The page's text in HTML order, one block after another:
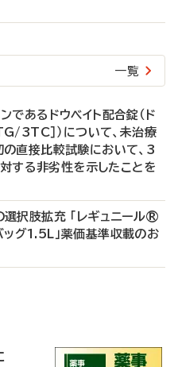
一覧
であるドウベイト配合錠（ド
3TC］）について、未治療
直接比較試験において、3
る非劣性を示したことを
択肢拡充 「レギュニール®
グ1.5L」薬価基準収載のお